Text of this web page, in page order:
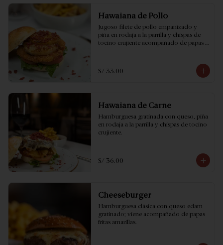
Hawaiana de Pollo
Jugoso filete de pollo empanizado y
piña en rodaja a la parrilla y chispas de
tocino crujiente acompañado de papas
S/ 33.00
Hawaiana de Carne
Hamburguesa gratinada con queso, piña
en rodaja a la parrilla y chispas de tocino
crujiente.
S/ 36.00
Cheeseburger
Hamburguesa clásica con queso edam
gratinado; viene acompañado de papas
fritas amarillas.